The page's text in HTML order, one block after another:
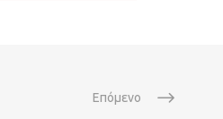
Επόμενο